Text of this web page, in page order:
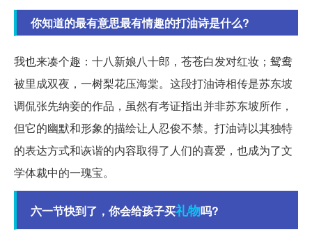
你知道的最有意思最有情趣的打油诗是什么?
我也来凑个趣：十八新娘八十郎，苍苍白发对红妆；鸳鸯
被里成双夜，一树梨花压海棠。这段打油诗相传是苏东坡
调侃张先纳妾的作品，虽然有考证指出并非苏东坡所作，
但它的幽默和形象的描绘让人忍俊不禁。打油诗以其独特
的表达方式和诙谐的内容取得了人们的喜爱，也成为了文
学体裁中的一瑰宝。
六一节快到了，你会给孩子买礼物吗?